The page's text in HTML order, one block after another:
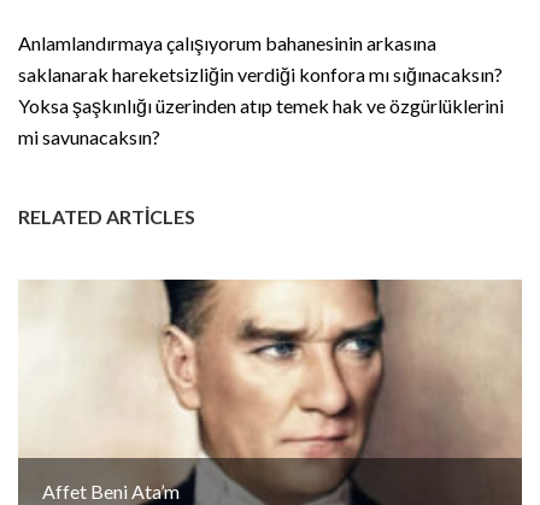
Anlamlandırmaya çalışıyorum bahanesinin arkasına
saklanarak hareketsizliğin verdiği konfora mı sığınacaksın?
Yoksa şaşkınlığı üzerinden atıp temek hak ve özgürlüklerini
mi savunacaksın?
RELATED ARTICLES
Affet Beni Ata’m